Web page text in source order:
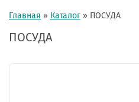
Главная » Каталог » ПОСУДА
ПОСУДА